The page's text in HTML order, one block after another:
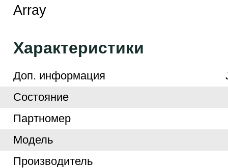
Array
Характеристики
Доп. информация
Cостояние
Партномер
Модель
Производитель